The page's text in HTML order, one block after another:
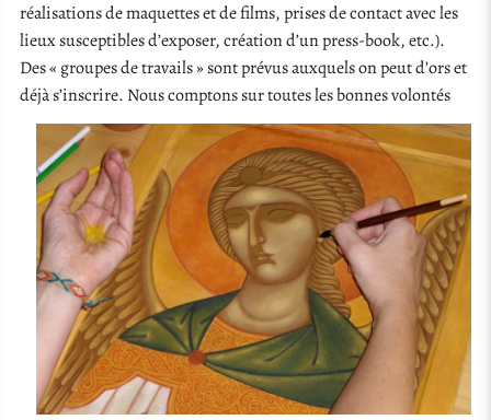
réalisations de maquettes et de films, prises de contact avec les
lieux susceptibles d’exposer, création d’un press-book, etc.).
Des « groupes de travails » sont prévus auxquels on peut d’ors et
déjà s’inscrire. Nous comptons sur toutes les bonnes volontés